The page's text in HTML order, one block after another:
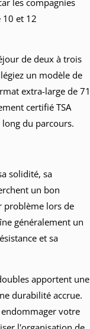
10 et 12
de deux à trois
un modèle de
extra-large de 71
certifié TSA
du parcours.
solidité, sa
un bon
problème lors de
généralement un
et sa
apportent une
durabilité accrue.
votre